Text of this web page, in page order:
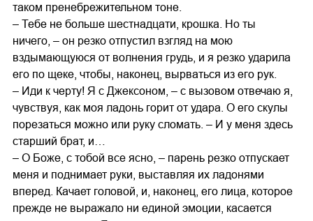
таком пренебрежительном тоне.
– Тебе не больше шестнадцати, крошка. Но ты
ничего, – он резко отпустил взгляд на мою
вздымающуюся от волнения грудь, и я резко ударила
его по щеке, чтобы, наконец, вырваться из его рук.
– Иди к черту! Я с Джексоном, – с вызовом отвечаю я,
чувствуя, как моя ладонь горит от удара. О его скулы
порезаться можно или руку сломать. – И у меня здесь
старший брат, и…
– О Боже, с тобой все ясно, – парень резко отпускает
меня и поднимает руки, выставляя их ладонями
вперед. Качает головой, и, наконец, его лица, которое
прежде не выражало ни единой эмоции, касается